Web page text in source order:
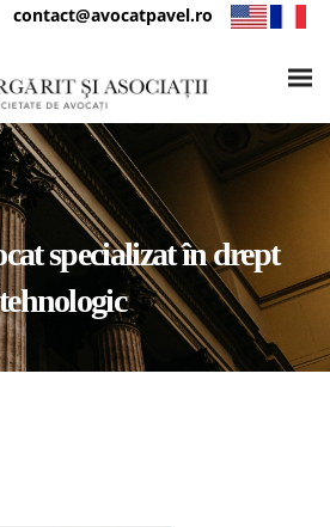
contact@avocatpavel.ro
specializat în drept
tehnologic